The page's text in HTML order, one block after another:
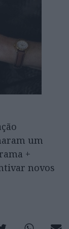
um
+
novos